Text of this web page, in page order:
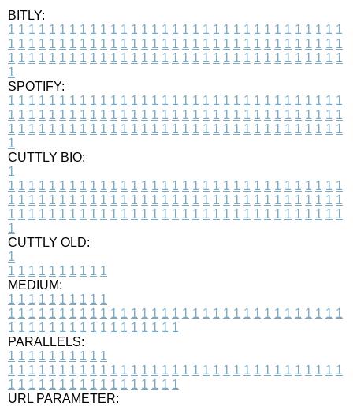
BITLY:
1 1 1 1 1 1 1 1 1 1 1 1 1 1 1 1 1 1 1 1 1 1 1 1 1 1 1 1 1 1 1 1 1
1 1 1 1 1 1 1 1 1 1 1 1 1 1 1 1 1 1 1 1 1 1 1 1 1 1 1 1 1 1 1 1 1
1 1 1 1 1 1 1 1 1 1 1 1 1 1 1 1 1 1 1 1 1 1 1 1 1 1 1 1 1 1 1 1 1
1
SPOTIFY:
1 1 1 1 1 1 1 1 1 1 1 1 1 1 1 1 1 1 1 1 1 1 1 1 1 1 1 1 1 1 1 1 1
1 1 1 1 1 1 1 1 1 1 1 1 1 1 1 1 1 1 1 1 1 1 1 1 1 1 1 1 1 1 1 1 1
1 1 1 1 1 1 1 1 1 1 1 1 1 1 1 1 1 1 1 1 1 1 1 1 1 1 1 1 1 1 1 1 1
1
CUTTLY BIO:
1
1 1 1 1 1 1 1 1 1 1 1 1 1 1 1 1 1 1 1 1 1 1 1 1 1 1 1 1 1 1 1 1 1
1 1 1 1 1 1 1 1 1 1 1 1 1 1 1 1 1 1 1 1 1 1 1 1 1 1 1 1 1 1 1 1 1
1 1 1 1 1 1 1 1 1 1 1 1 1 1 1 1 1 1 1 1 1 1 1 1 1 1 1 1 1 1 1 1 1
1
CUTTLY OLD:
1
1 1 1 1 1 1 1 1 1 1
MEDIUM:
1 1 1 1 1 1 1 1 1 1
1 1 1 1 1 1 1 1 1 1 1 1 1 1 1 1 1 1 1 1 1 1 1 1 1 1 1 1 1 1 1 1 1
1 1 1 1 1 1 1 1 1 1 1 1 1 1 1 1 1
PARALLELS:
1 1 1 1 1 1 1 1 1 1
1 1 1 1 1 1 1 1 1 1 1 1 1 1 1 1 1 1 1 1 1 1 1 1 1 1 1 1 1 1 1 1 1
1 1 1 1 1 1 1 1 1 1 1 1 1 1 1 1 1
URL PARAMETER: